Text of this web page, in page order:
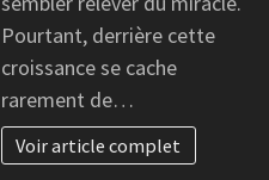
Pourtant, derrière cette
croissance se cache
rarement de…
Voir article complet